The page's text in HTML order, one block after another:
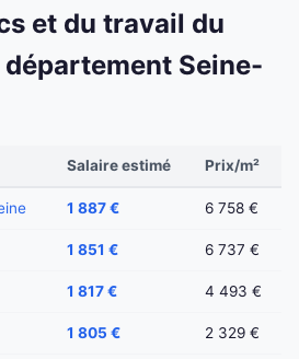
et du travail du
Seine-
Salaire estimé Prix/m²
1 887 € 6 758 €
1 851 € 6 737 €
1 817 € 4 493 €
1 805 € 2 329 €